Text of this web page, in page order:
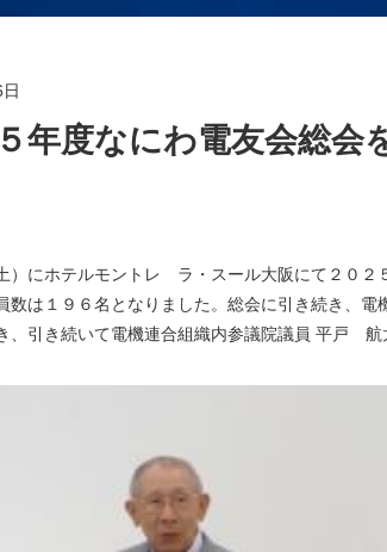
年度なにわ電友会総会
）にホテルモントレ ラ・スール大阪にて２０
数は１９６名となりました。総会に引き続き、
、引き続いて電機連合組織内参議院議員 平戸 航